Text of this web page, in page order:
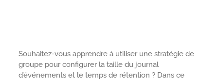
Souhaitez-vous apprendre à utiliser une stratégie de
groupe pour configurer la taille du journal
d’événements et le temps de rétention ? Dans ce